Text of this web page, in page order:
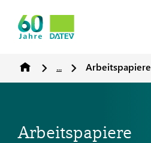
...
Arbeitspapiere